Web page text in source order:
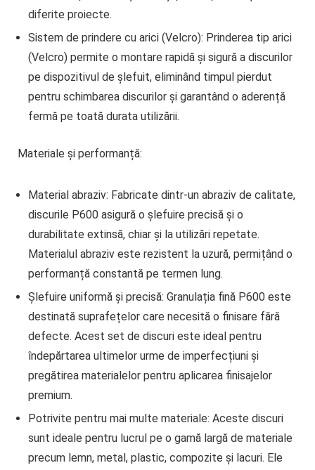
diferite proiecte.
Sistem de prindere cu arici (Velcro): Prinderea tip arici
(Velcro) permite o montare rapidă și sigură a discurilor
pe dispozitivul de șlefuit, eliminând timpul pierdut
pentru schimbarea discurilor și garantând o aderență
fermă pe toată durata utilizării.
Materiale și performanță:
Material abraziv: Fabricate dintr-un abraziv de calitate,
discurile P600 asigură o șlefuire precisă și o
durabilitate extinsă, chiar și la utilizări repetate.
Materialul abraziv este rezistent la uzură, permițând o
performanță constantă pe termen lung.
Șlefuire uniformă și precisă: Granulația fină P600 este
destinată suprafețelor care necesită o finisare fără
defecte. Acest set de discuri este ideal pentru
îndepărtarea ultimelor urme de imperfecțiuni și
pregătirea materialelor pentru aplicarea finisajelor
premium.
Potrivite pentru mai multe materiale: Aceste discuri
sunt ideale pentru lucrul pe o gamă largă de materiale
precum lemn, metal, plastic, compozite și lacuri. Ele